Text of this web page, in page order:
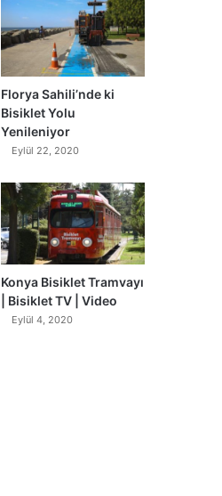
Florya Sahili’nde ki
Bisiklet Yolu
Yenileniyor
Eylül 22, 2020
Konya Bisiklet Tramvayı
| Bisiklet TV | Video
Eylül 4, 2020